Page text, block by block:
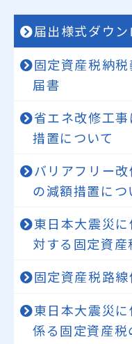
届出様式ダウン
固定資産税納
届書
省エネ改修工
措置について
バリアフリー
の減額措置につ
東日本大震災
対する固定資産
固定資産税路
東日本大震災
係る固定資産税